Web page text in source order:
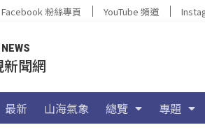
Facebook 粉絲專頁 YouTube 頻道
聞網
最新 山海氣象 總覽 專題